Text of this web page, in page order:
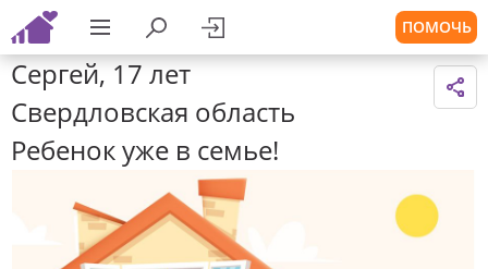
ПОМОЧЬ
Сергей, 17 лет
Свердловская область
Ребенок уже в семье!